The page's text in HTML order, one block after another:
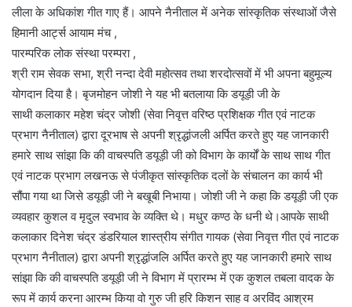
लीला के अधिकांश गीत गाए हैं। आपने नैनीताल में अनेक सांस्कृतिक संस्थाओं जैसे
हिमानी आर्ट्स आयाम मंच ,
पारम्परिक लोक संस्था परम्परा ,
श्री राम सेवक सभा, श्री नन्दा देवी महोत्सव तथा शरदोत्सवों में भी अपना बहुमूल्य
योगदान दिया है। बृजमोहन जोशी ने यह भी बतलाया कि डयूड़ी जी के
साथी कलाकार महेश चंद्र जोशी (सेवा निवृत्त वरिष्ठ प्रशिक्षक गीत एवं नाटक
प्रभाग नैनीताल) द्वारा दूरभाष से अपनी श्रृद्धांजली अर्पित करते हुए यह जानकारी
हमारे साथ सांझा कि की वाचस्पति डयूड़ी जी को विभाग के कार्यों के साथ साथ गीत
एवं नाटक प्रभाग लखनऊ से पंजीकृत सांस्कृतिक दलों के संचालन का कार्य भी
सौंपा गया था जिसे डयूड़ी जी ने बखूबी निभाया। जोशी जी ने कहा कि डयूड़ी जी एक
व्यवहार कुशल व मृदुल स्वभाव के व्यक्ति थे। मधुर कण्ठ के धनी थे।आपके साथी
कलाकार दिनेश चंद्र डंडरियाल शास्त्रीय संगीत गायक (सेवा निवृत्त गीत एवं नाटक
प्रभाग नैनीताल) द्वारा अपनी श्रृद्धांजलि अर्पित करते हुए यह जानकारी हमारे साथ
सांझा कि की वाचस्पति डयूड़ी जी ने विभाग में प्रारम्भ में एक कुशल तबला वादक के
रूप में कार्य करना आरम्भ किया वो गुरु जी हरि किशन साह व अरविंद आश्रम